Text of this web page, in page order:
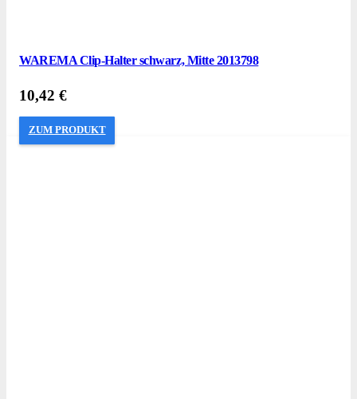
WAREMA Clip-Halter schwarz, Mitte 2013798
10,42 €
ZUM PRODUKT